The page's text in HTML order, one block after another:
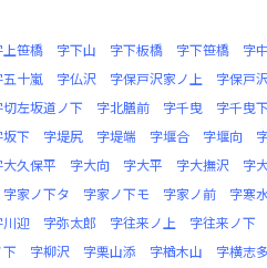
上笹橋 字下山 字下板橋 字下笹橋 字
五十嵐 字仏沢 字保戸沢家ノ上 字保戸
切左坂道ノ下 字北膳前 字千曳 字千曳
坂下 字堤尻 字堤端 字堰合 字堰向
大久保平 字大向 字大平 字大撫沢 字
字家ノ下タ 字家ノ下モ 字家ノ前 字寒
川迎 字弥太郎 字往来ノ上 字往来ノ下
字柳沢 字栗山添 字楢木山 字横志